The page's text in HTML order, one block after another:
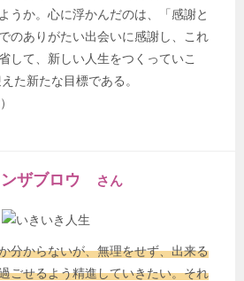
うか。心に浮かんだのは、「感謝と
のありがたい出会いに感謝し、これ
して、新しい人生をつくっていこ
た新たな目標である。
ンザブロウ さん
分からないが、無理をせず、出来る
ごせるよう精進していきたい。それ